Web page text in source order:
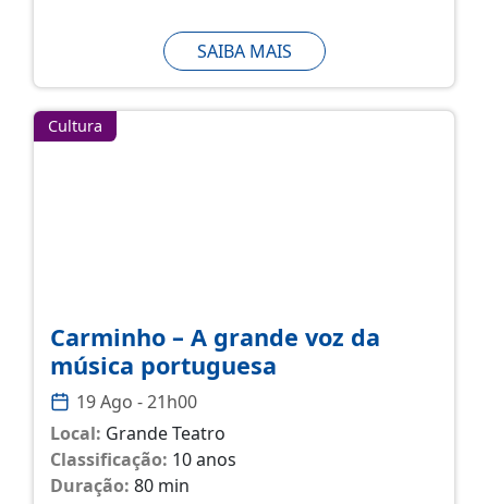
SAIBA MAIS
Cultura
Carminho – A grande voz da
música portuguesa
19 Ago - 21h00
Local: Grande Teatro
Classificação: 10 anos
Duração: 80 min